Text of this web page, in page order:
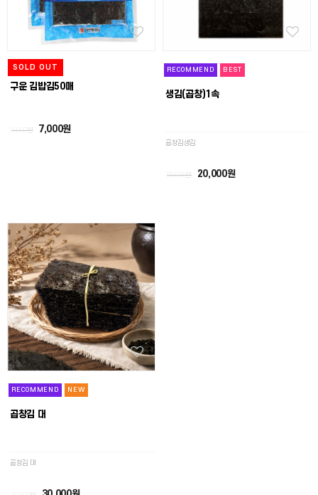
SOLD OUT
구운 김밥김50매
9,000원 7,000원
RECOMMEND BEST
생김(곱창)1속
곱창김생김
22,000원 20,000원
RECOMMEND NEW
곱창김 대
곱창김 대